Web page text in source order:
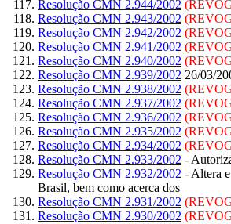
Resolução CMN 2.944/2002
Resolução CMN 2.943/2002
Resolução CMN 2.942/2002
Resolução CMN 2.941/2002
Resolução CMN 2.940/2002
Resolução CMN 2.939/2002 26/03/
Resolução CMN 2.938/2002
Resolução CMN 2.937/2002
Resolução CMN 2.936/2002
Resolução CMN 2.935/2002
Resolução CMN 2.934/2002
Resolução CMN 2.933/2002 -
Resolução CMN 2.932/2002 - Altera
Brasil, bem como acerca dos
Resolução CMN 2.931/2002
Resolução CMN 2.930/2002